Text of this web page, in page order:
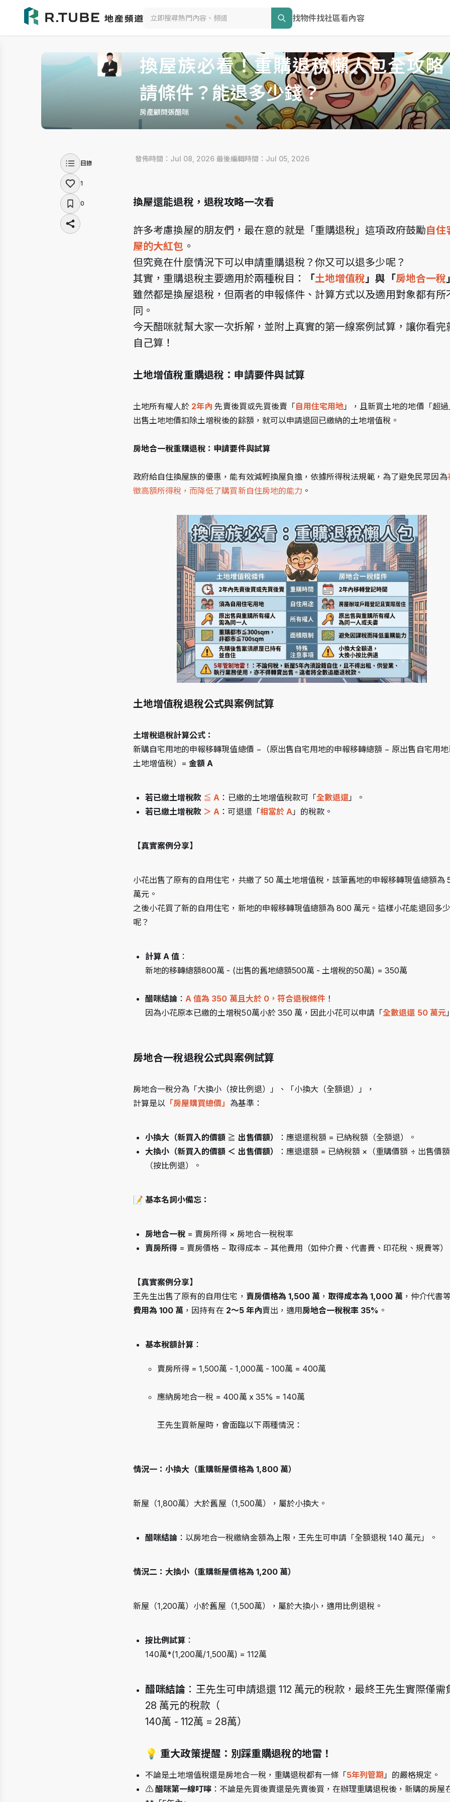
找物件找社區看內容
換屋族必看！重購退稅懶人包全攻略
請條件？能退多少錢？
房產顧問張醋咪
目錄
1
0
發佈時間：Jul 08, 2026 最後編輯時間：Jul 05, 2026
換屋還能退稅，退稅攻略一次看
許多考慮換屋的朋友們，最在意的就是「重購退稅」這項政府鼓勵自住
屋的大紅包 。
但究竟在什麼情況下可以申請重購退稅？你又可以退多少呢？
其實，重購退稅主要適用於兩種稅目：
「土地增值稅」與「房地合一稅
雖然都是換屋退稅，但兩者的申報條件、計算方式以及適用對象都有所
同。
今天醋咪就幫大家一次拆解，並附上真實的第一線案例試算，讓你看完
自己算！
土地增值稅重購退稅：申請要件與試算
土地所有權人於 2年內 先賣後買或先買後賣「自用住宅用地」，且新買土地的地價「超
出售土地地價扣除土增稅後的餘額，就可以申請退回已繳納的土地增值稅。
房地合一稅重購退稅：申請要件與試算
政府給自住換屋族的優惠，能有效減輕換屋負擔，依據所得稅法規範，為了避免民眾因為
徵高額所得稅，而降低了購買新自住房地的能力 。
土地增值稅退稅公式與案例試算
土增稅退稅計算公式：
新購自宅用地的申報移轉現值總價 −（原出售自宅用地的申報移轉總額 − 原出售自宅用
土地增值稅）= 金額 A
若已繳土增稅款 ≦ A ：已繳的土地增值稅款可「全數退還」。
若已繳土增稅款 ＞ A ：可退還「相當於 A」的稅款。
【真實案例分享】
小花出售了原有的自用住宅，共繳了 50 萬土地增值稅，該筆舊地的申報移轉現值總額為
萬元。
之後小花買了新的自用住宅，新地的申報移轉現值總額為 800 萬元。這樣小花能退回多
呢？
計算 A 值 ：
新地的移轉總額800萬 - (出售的舊地總額500萬 - 土增稅的50萬) = 350萬
醋咪結論 ：A 值為 350 萬且大於 0，符合退稅條件 ！
因為小花原本已繳的土增稅50萬小於 350 萬，因此小花可以申請「全數退還 50 萬元
房地合一稅退稅公式與案例試算
房地合一稅分為「大換小（按比例退）」、「小換大（全額退）」，
計算是以 「房屋購買總價」 為基準：
小換大（新買入的價額 ≧ 出售價額）
：應退還稅額 = 已納稅額（全額退）。
大換小（新買入的價額 ＜ 出售價額）
：應退還額 = 已納稅額 ×（重購價額 ÷ 出售價
（按比例退）。
📝 基本名詞小備忘：
房地合一稅 = 賣房所得 × 房地合一稅稅率
賣房所得 = 賣房價格 − 取得成本 − 其他費用（如仲介費、代書費、印花稅、規費等）
【真實案例分享】
王先生出售了原有的自用住宅， 賣房價格為 1,500 萬 ，取得成本為 1,000 萬，仲介代書
費用為 100 萬 ，因持有在 2～5 年內賣出，適用房地合一稅稅率 35% 。
基本稅額計算 ：
賣房所得 = 1,500萬 - 1,000萬 - 100萬 = 400萬
應納房地合一稅 = 400萬 x 35% = 140萬
王先生買新屋時，會面臨以下兩種情況：
情況一：小換大（重購新屋價格為 1,800 萬）
新屋（1,800萬）大於舊屋（1,500萬），屬於小換大。
醋咪結論 ：以房地合一稅繳納金額為上限，王先生可申請「全額退稅 140 萬元」。
情況二：大換小（重購新屋價格為 1,200 萬）
新屋（1,200萬）小於舊屋（1,500萬），屬於大換小，適用比例退稅。
按比例試算 ：
140萬*(1,200萬/1,500萬) = 112萬
醋咪結論 ：王先生可申請退還 112 萬元的稅款，最終王先生實際僅需
28 萬元的稅款（
140萬 - 112萬 = 28萬）
💡 重大政策提醒：別踩重購退稅的地雷！
不論是土地增值稅還是房地合一稅，重購退稅都有一條「5年列管期」的嚴格規定。
⚠️ 醋咪第一線叮嚀 ：不論是先買後賣還是先賣後買，在辦理重購退稅後，新購的房屋